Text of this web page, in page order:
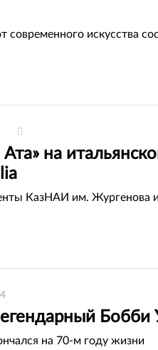
современного искусства
на
КазНАИ им. Жургенова
Бобби
на 70-м году жизни